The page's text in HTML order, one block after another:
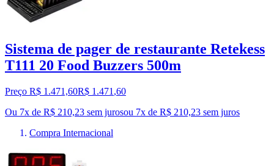
Sistema de pager de restaurante Retekess
T111 20 Food Buzzers 500m
Preço R$ 1.471,60R$ 1.471 ,60
Ou 7x de R$ 210,23 sem jurosou 7x de R$ 210,23 sem juros
Compra Internacional